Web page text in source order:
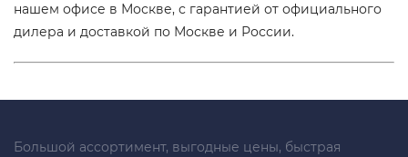
нашем офисе в Москве, с гарантией от официального
дилера и доставкой по Москве и России.
Большой ассортимент, выгодные цены, быстрая